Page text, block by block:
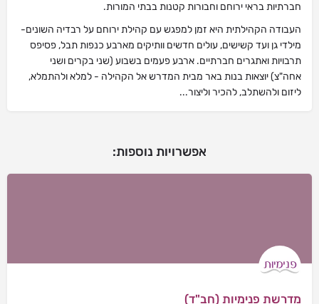
חברתיות בראי ירוחם וחבורות קטנות בבתי המורות.
העבודה הקהילתית היא זמן למפגש עם קהילת ירוחם על רבדיה השונים-
מילדי גן ועד קשישים, עולים חדשים וותיקים מארבע כנפות תבל, פסיפס
תרבויות ואתגרים חברתיים. ארבע פעמים בשבוע (שני בקרים ושני
אחה"צ) יוצאות בנות באר מבית המדרש אל הקהילה - למלא ולהתמלא,
ליזום ולהשתלב, להכיר וליצור...
אפשרויות נוספות:
מדרשת פנימיות (חב"ד)